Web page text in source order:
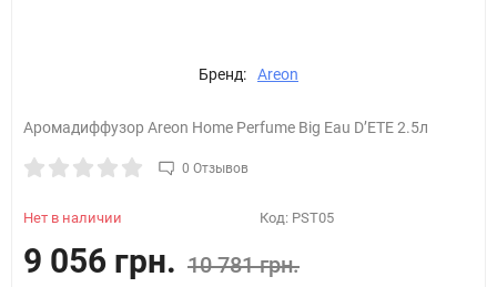
Бренд: Areon
Аромадиффузор Areon Home Perfume Big Eau D’ETE 2.5л
0 Отзывов
Нет в наличии Код: PST05
9 056 грн. 10 781 грн.